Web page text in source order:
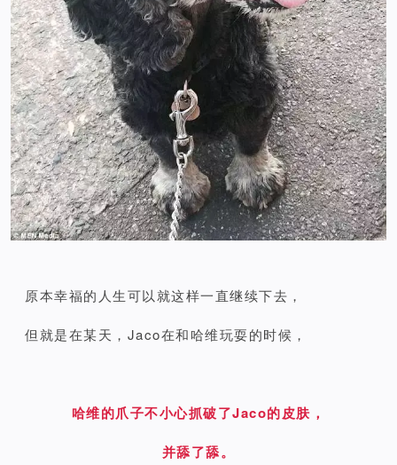
原本幸福的人生可以就这样一直继续下去，
但就是在某天，Jaco在和哈维玩耍的时候，
哈维的爪子不小心抓破了Jaco的皮肤，
并舔了舔。